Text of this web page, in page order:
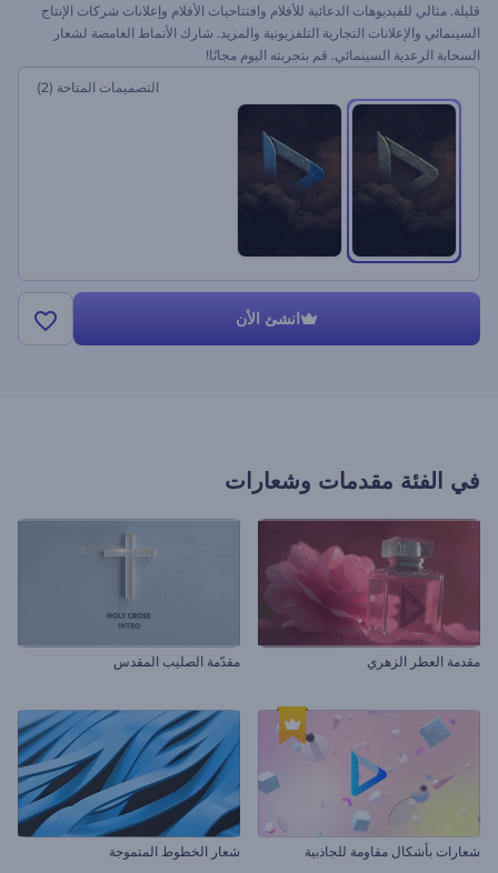
قليلة. مثالي للفيديوهات الدعائية للأفلام وافتتاحيات الأفلام وإعلانات شركات الإنتاج
السينمائي والإعلانات التجارية التلفزيونية والمزيد. شارك الأنماط الغامضة لشعار
السحابة الرعدية السينمائي. قم بتجربته اليوم مجانًا!
التصميمات المتاحة (2)
انشئ الأن
في الفئة مقدمات وشعارات
مقدمة العطر الزهري مقدّمة الصليب المقدس
شعارات بأشكال مقاومة للجاذبية شعار الخطوط المتموجة